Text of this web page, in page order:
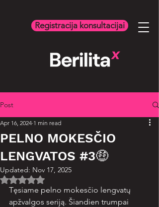
Registracija konsultacijai
Post
PELNO MOKESČIO
LENGVATOS #3🤑
Apr 16, 2024 1 min read
Updated: Nov 17, 2025
Rated NaN out of 5 stars.
Tęsiame pelno mokesčio lengvatų
apžvalgos seriją. Šiandien trumpai